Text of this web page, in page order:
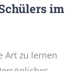
im
Art zu lernen